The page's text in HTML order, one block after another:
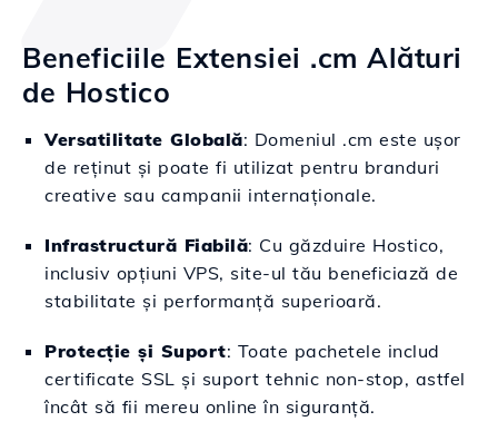
Beneficiile Extensiei .cm Alături
de Hostico
Versatilitate Globală: Domeniul .cm este ușor
de reținut și poate fi utilizat pentru branduri
creative sau campanii internaționale.
Infrastructură Fiabilă: Cu găzduire Hostico,
inclusiv opțiuni VPS, site-ul tău beneficiază de
stabilitate și performanță superioară.
Protecție și Suport: Toate pachetele includ
certificate SSL și suport tehnic non-stop, astfel
încât să fii mereu online în siguranță.